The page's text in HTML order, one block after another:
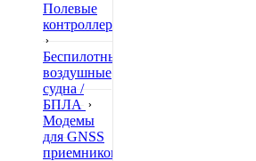
Полевые
контроллеры
Беспилотные
воздушные
судна /
БПЛА
Модемы
для GNSS
приемников